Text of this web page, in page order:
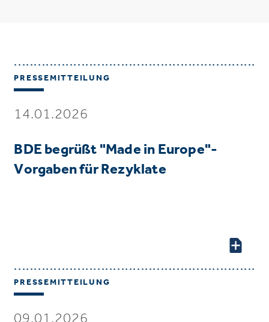
PRESSEMITTEILUNG
14.01.2026
BDE begrüßt "Made in Europe"-
Vorgaben für Rezyklate
PRESSEMITTEILUNG
09.01.2026